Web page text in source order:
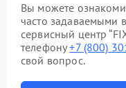
Вы можете
часто задаваемыми
сервисный центр
телефону+7 (800)
свой вопрос.